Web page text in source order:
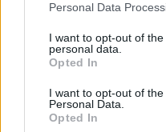
Personal Data
I want to opt-out of
personal data.
Opted In
I want to opt-out of
Personal Data.
Opted In
byliśmy w stanie
półfinale z Suning też
wypaliliśmy się pod
2020 podeszliśmy
większym luzem, by